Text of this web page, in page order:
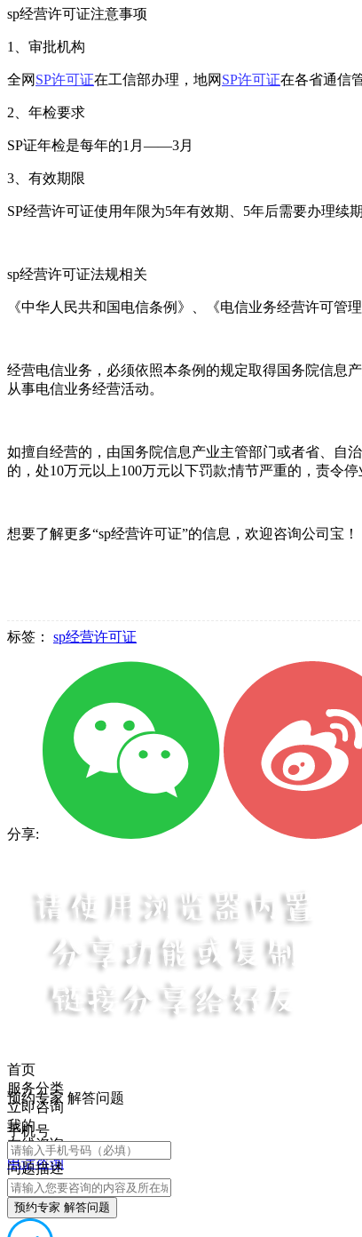
sp经营许可证注意事项
1、审批机构
全网 SP许可证在工信部办理，地网 SP许可证在各省通信
2、年检要求
SP证年检是每年的1月——3月
3、有效期限
SP经营许可证使用年限为5年有效期、5年后需要办理续期
sp经营许可证法规相关
《中华人民共和国电信条例》、《电信业务经营许可管
经营电信业务，必须依照本条例的规定取得国务院信息
从事电信业务经营活动。
如擅自经营的，由国务院信息产业主管部门或者省、自
的，处10万元以上100万元以下罚款;情节严重的，责令停
想要了解更多“sp经营许可证”的信息，欢迎咨询公司宝！
标签： sp经营许可证
分享:
首页
服务分类
立即咨询
我的
在线咨询
电话咨询
预约专家 解答问题
手机号
问题描述
预约专家 解答问题